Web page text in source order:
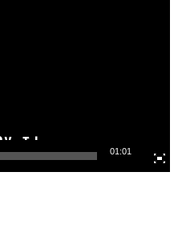
01:01